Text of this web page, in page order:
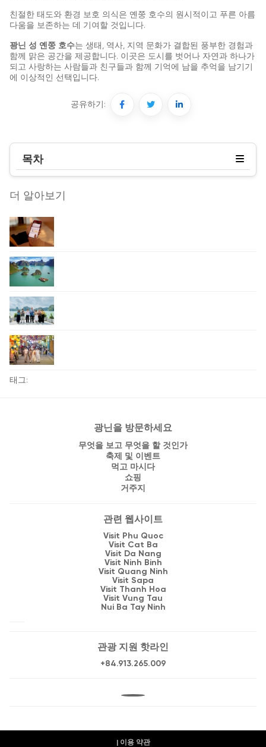
친절한 태도와 환경 보호 의식은 옌쭝 호수의 원시적이고 푸른 아름
다움을 보존하는 데 기여할 것입니다.
꽝닌 성 옌쭝 호수는 생태, 역사, 지역 문화가 결합된 풍부한 경험과
함께 맑은 공간을 제공합니다. 이곳은 도시를 벗어나 자연과 하나가
되고 사랑하는 사람들과 친구들과 함께 기억에 남을 추억을 남기기
에 이상적인 선택입니다.
공유하기:
목차
더 알아보기
태그:
광닌을 방문하세요
무엇을 보고 무엇을 할 것인가
축제 및 이벤트
먹고 마시다
쇼핑
거주지
관련 웹사이트
Visit Phu Quoc
Visit Cat Ba
Visit Da Nang
Visit Ninh Binh
Visit Quang Ninh
Visit Sapa
Visit Thanh Hoa
Visit Vung Tau
Nui Ba Tay Ninh
관광 지원 핫라인
+84.913.265.009
| 이용 약관